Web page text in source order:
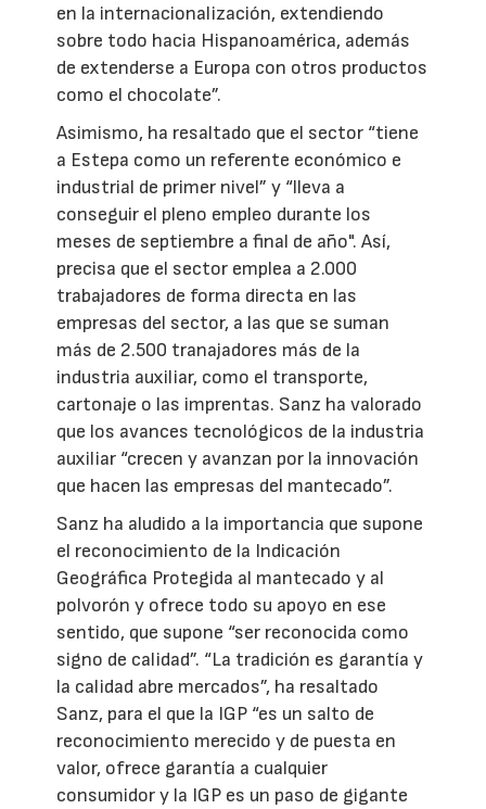
en la internacionalización, extendiendo
sobre todo hacia Hispanoamérica, además
de extenderse a Europa con otros productos
como el chocolate”.
Asimismo, ha resaltado que el sector “tiene
a Estepa como un referente económico e
industrial de primer nivel” y “lleva a
conseguir el pleno empleo durante los
meses de septiembre a final de año". Así,
precisa que el sector emplea a 2.000
trabajadores de forma directa en las
empresas del sector, a las que se suman
más de 2.500 tranajadores más de la
industria auxiliar, como el transporte,
cartonaje o las imprentas. Sanz ha valorado
que los avances tecnológicos de la industria
auxiliar “crecen y avanzan por la innovación
que hacen las empresas del mantecado”.
Sanz ha aludido a la importancia que supone
el reconocimiento de la Indicación
Geográfica Protegida al mantecado y al
polvorón y ofrece todo su apoyo en ese
sentido, que supone “ser reconocida como
signo de calidad”. “La tradición es garantía y
la calidad abre mercados”, ha resaltado
Sanz, para el que la IGP “es un salto de
reconocimiento merecido y de puesta en
valor, ofrece garantía a cualquier
consumidor y la IGP es un paso de gigante